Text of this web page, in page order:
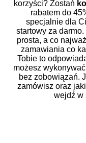
korzyści? Zostań
rabatem do
specjalnie dla
startowy za
prosta, a co
zamawiania co
Tobie to
możesz
bez zobowiązań.
zamówisz oraz
wejdź w